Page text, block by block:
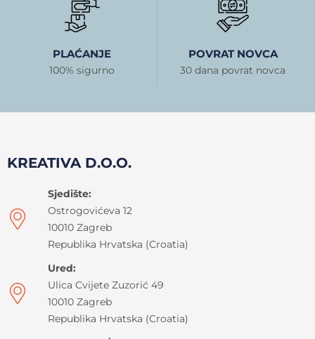
PLAĆANJE
100% sigurno
POVRAT NOVCA
30 dana povrat novca
KREATIVA D.O.O.
Sjedište:
Ostrogovićeva 12
10010 Zagreb
Republika Hrvatska (Croatia)
Ured:
Ulica Cvijete Zuzorić 49
10010 Zagreb
Republika Hrvatska (Croatia)